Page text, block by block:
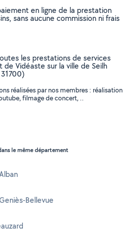
en ligne de la prestation
sans aucune commission ni frais
les prestations de services
Vidéaste sur la ville de Seilh
réalisées par nos membres : réalisation
filmage de concert, ..
le même département
Bellevue